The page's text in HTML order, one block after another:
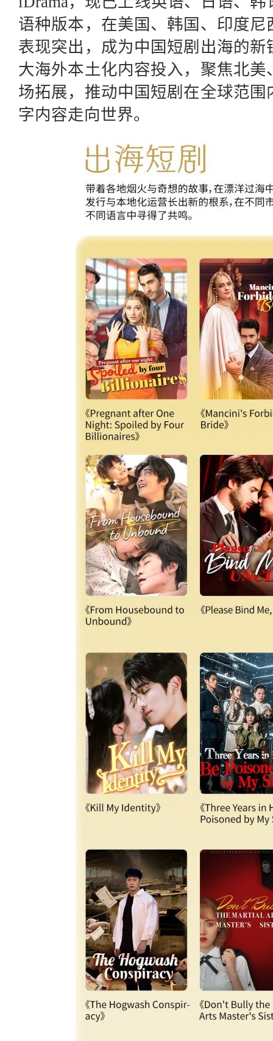
语种版本，在美国、韩国、印度
表现突出，成为中国短剧出海的
大海外本土化内容投入，聚焦北
场拓展，推动中国短剧在全球范
字内容走向世界。